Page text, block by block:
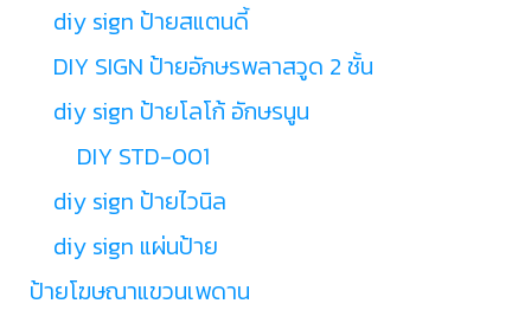
diy sign ป้ายสแตนดี้
DIY SIGN ป้ายอักษรพลาสวูด 2 ชั้น
diy sign ป้ายโลโก้ อักษรนูน
DIY STD-001
diy sign ป้ายไวนิล
diy sign แผ่นป้าย
ป้ายโฆษณาแขวนเพดาน